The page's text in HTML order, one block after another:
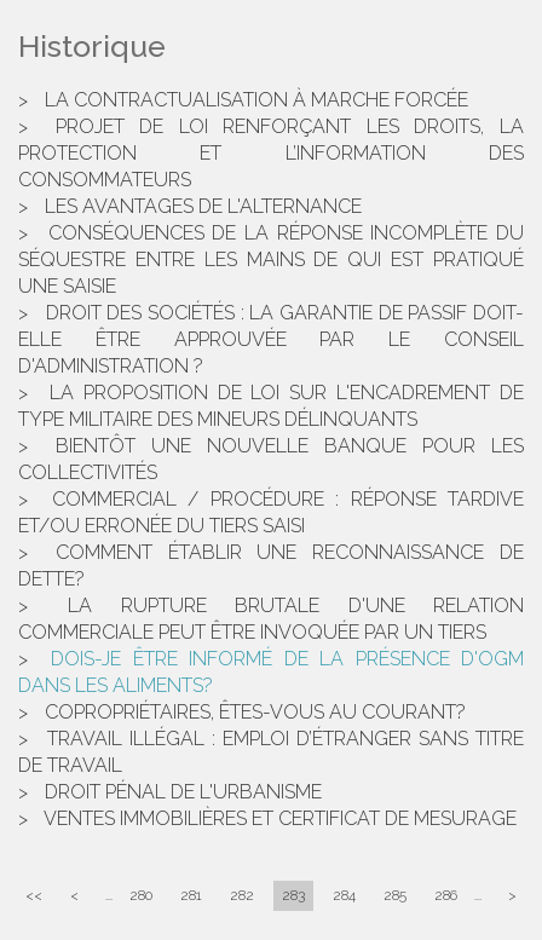
Historique
LA CONTRACTUALISATION À MARCHE FORCÉE
PROJET DE LOI RENFORÇANT LES DROITS, LA
PROTECTION ET L’INFORMATION DES
CONSOMMATEURS
LES AVANTAGES DE L'ALTERNANCE
CONSÉQUENCES DE LA RÉPONSE INCOMPLÈTE DU
SÉQUESTRE ENTRE LES MAINS DE QUI EST PRATIQUÉ
UNE SAISIE
DROIT DES SOCIÉTÉS : LA GARANTIE DE PASSIF DOIT-
ELLE ÊTRE APPROUVÉE PAR LE CONSEIL
D'ADMINISTRATION ?
LA PROPOSITION DE LOI SUR L'ENCADREMENT DE
TYPE MILITAIRE DES MINEURS DÉLINQUANTS
BIENTÔT UNE NOUVELLE BANQUE POUR LES
COLLECTIVITÉS
COMMERCIAL / PROCÉDURE : RÉPONSE TARDIVE
ET/OU ERRONÉE DU TIERS SAISI
COMMENT ÉTABLIR UNE RECONNAISSANCE DE
DETTE?
LA RUPTURE BRUTALE D'UNE RELATION
COMMERCIALE PEUT ÊTRE INVOQUÉE PAR UN TIERS
DOIS-JE ÊTRE INFORMÉ DE LA PRÉSENCE D'OGM
DANS LES ALIMENTS?
COPROPRIÉTAIRES, ÊTES-VOUS AU COURANT?
TRAVAIL ILLÉGAL : EMPLOI D’ÉTRANGER SANS TITRE
DE TRAVAIL
DROIT PÉNAL DE L'URBANISME
VENTES IMMOBILIÈRES ET CERTIFICAT DE MESURAGE
<< < ... 280 281 282 283 284 285 286 ... >